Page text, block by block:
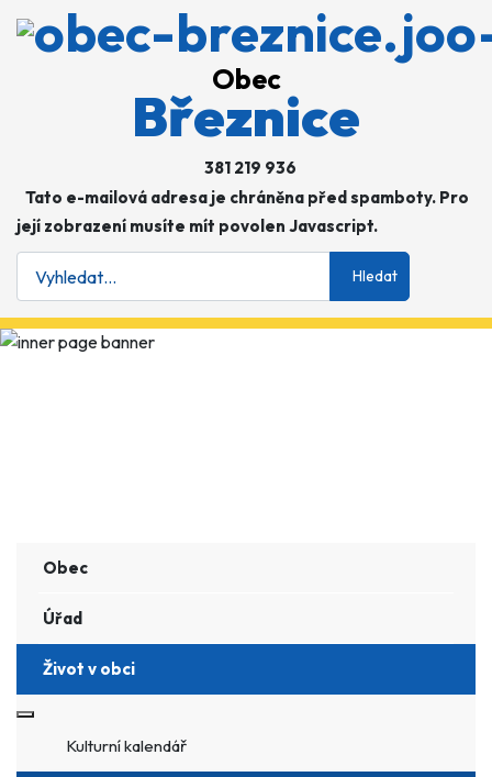
Obec
Březnice
381 219 936
Tato e-mailová adresa je chráněna před spamboty. Pro
její zobrazení musíte mít povolen Javascript.
Hledat
Obec
Úřad
Život v obci
Kulturní kalendář